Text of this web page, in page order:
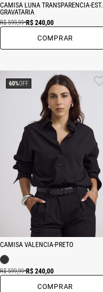
CAMISA LUNA TRANSPARENCIA-EST.
GRAVATARIA
R$ 599,99•R$ 240,00
COMPRAR
CAMISA VALENCIA-PRETO
R$ 599,99•R$ 240,00
60%OFF
COMPRAR